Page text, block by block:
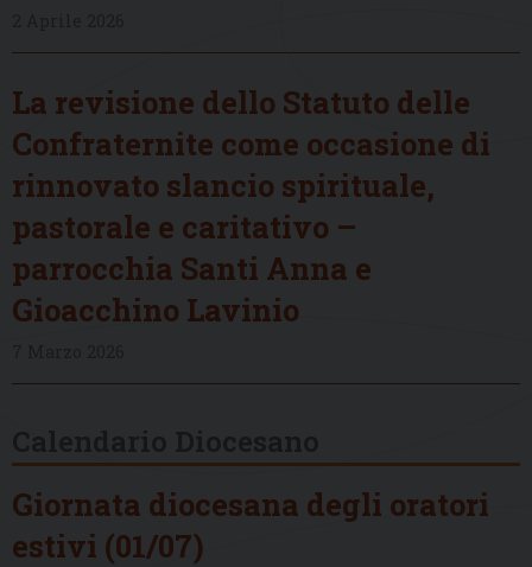
La revisione dello Statuto delle
Confraternite come occasione di
rinnovato slancio spirituale,
pastorale e caritativo –
parrocchia Santi Anna e
Gioacchino Lavinio
Giornata diocesana degli oratori
estivi (01/07)